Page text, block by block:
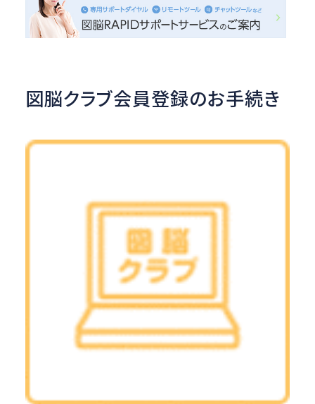
図脳クラブ会員登録のお手続き